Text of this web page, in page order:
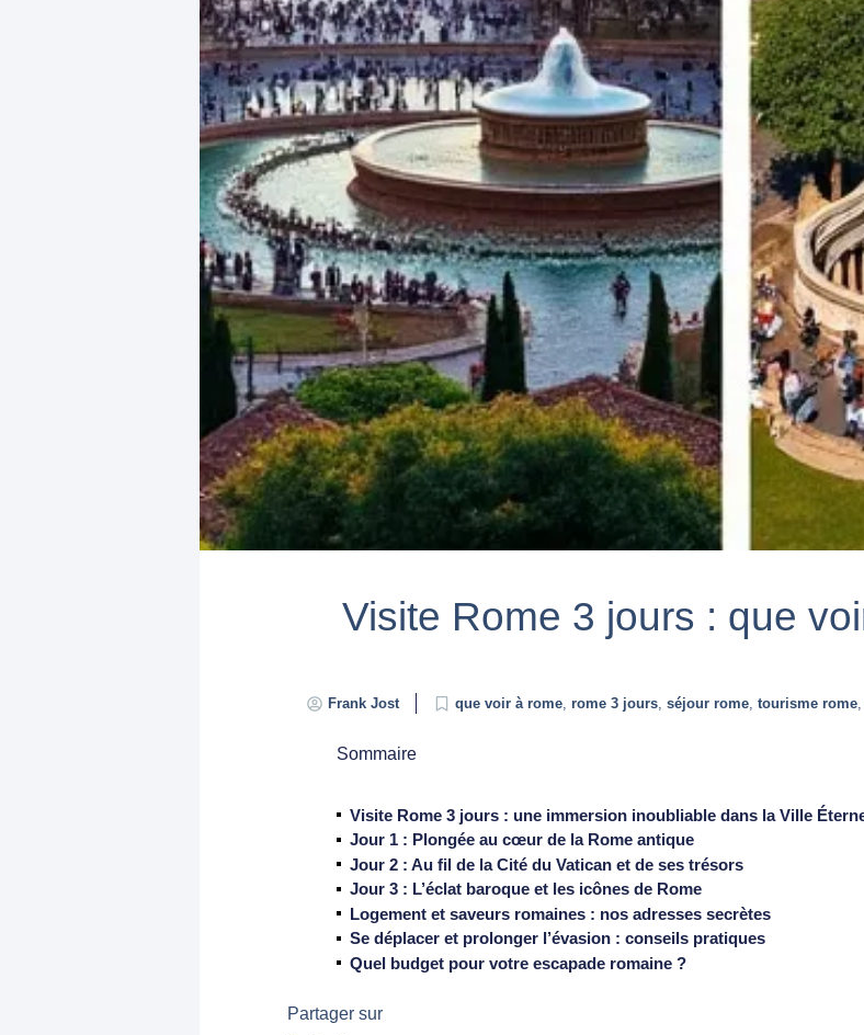
Visite Rome 3 jours : que
Frank Jost que voir à rome, rome 3 jours, séjour rome, tourisme rome,
Sommaire
Visite Rome 3 jours : une immersion inoubliable dans la Ville
Jour 1 : Plongée au cœur de la Rome antique
Jour 2 : Au fil de la Cité du Vatican et de ses trésors
Jour 3 : L’éclat baroque et les icônes de Rome
Logement et saveurs romaines : nos adresses secrètes
Se déplacer et prolonger l’évasion : conseils pratiques
Quel budget pour votre escapade romaine ?
Partager sur